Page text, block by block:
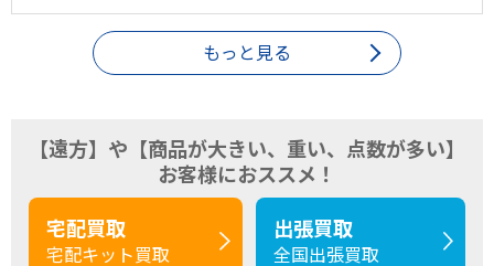
もっと見る
【遠方】や【商品が大きい、重い、点数が多い】
お客様におススメ！
宅配買取
宅配キット買取
出張買取
全国出張買取